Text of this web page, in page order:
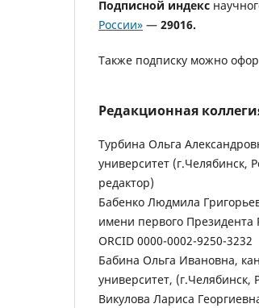
Подписной индекс
России» — 29016.
Также подписку можно
Редакционная
Турбина Ольга
университет (г.Челябинск,
редактор)
Бабенко Людмила
имени первого Президента
ORCID 0000-0002-9250-3232
Бабина Ольга Ивановна,
университет, (г.Челябинск,
Викулова Лариса